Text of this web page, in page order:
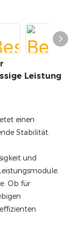
Leistung
einen
Stabilität.
und
Ob für